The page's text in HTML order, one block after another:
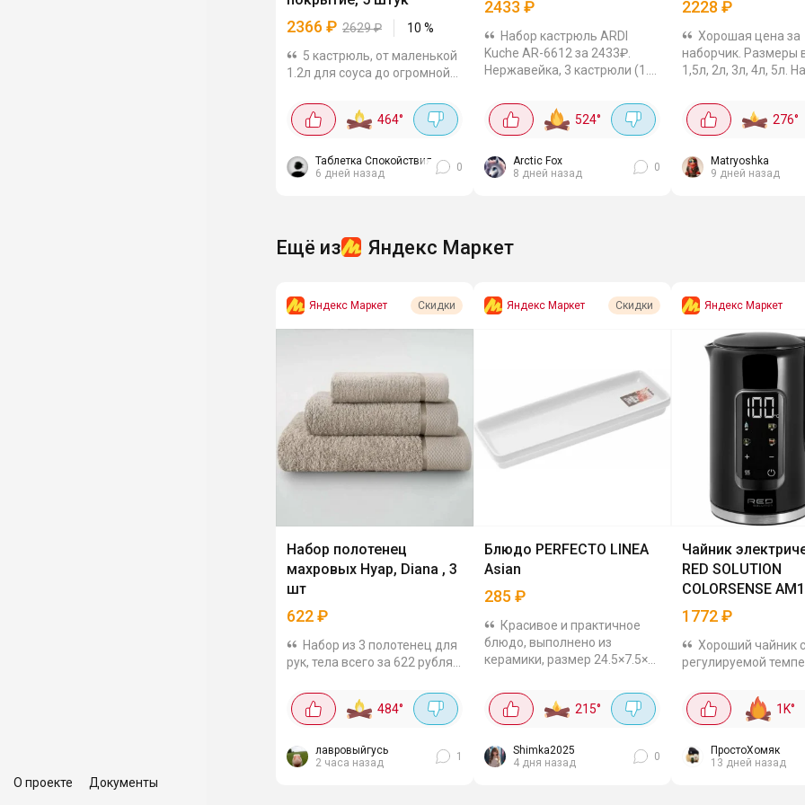
О проекте
Документы
2366₽ 2629₽ 10 %
5 кастрюль, от маленькой
1.2л для соуса до огромной
Алюминий греет быстро,
вода закипает быстрее, чем
яркие, в хранении...
464°
Таблетка Спокойствия
6 дней назад
0
2433 ₽
Набор кастрюль ARDI
Kuche AR-6612 за 2433₽.
Нержавейка, 3 кастрюли (1.9,
крышки. Капсульное дно -
греется равномерно. Для
индукции подходит. В
посудомойку...
524°
Arctic Fox
8 дней назад
0
2228 ₽
Хорошая цена за
наборчик. Размеры
1,5л, 2л, 3л, 4л, 5л.
картошку, и
гладкая, к ней
прилипает,
276°
Matryoshka
9 дней назад
Ещё из Яндекс Маркет
Яндекс Маркет Скидки
Набор полотенец
махровых Нуар, Diana , 3
шт
622₽
Набор из 3 полотенец для
рук, тела всего за 622 рубля.
размеры полотенец 30×50,
50×90 и 70×140 см, плотность
484°
лавровыйгусь
2 часа назад
1
Яндекс Маркет Скидки
Блюдо PERFECTO LINEA
Asian
285₽
Красивое и практичное
блюдо, выполнено из
керамики, размер 24.5×7.5×3
подачи азиатских блюд и
закусок. Можно
использовать в
микроволновой...
215°
Shimka2025
4 дня назад
0
Яндекс Маркет
Чайник
RED SOLUTION
COLORSENSE
1772₽
Хороший чайник с
регулируемой
разную
заваривания разных
объёмом 1.7 л,
2000...
1K°
ПростоХомяк
13 дней назад